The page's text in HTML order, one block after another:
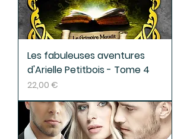
Les fabuleuses aventures
d'Arielle Petitbois - Tome 4
Prix
22,00 €